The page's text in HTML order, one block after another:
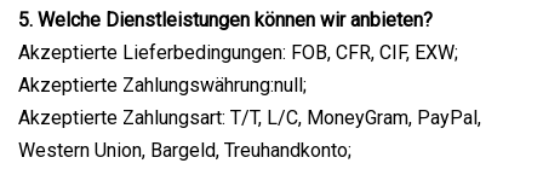
5. Welche Dienstleistungen können wir anbieten?
Akzeptierte Lieferbedingungen: FOB, CFR, CIF, EXW;
Akzeptierte Zahlungswährung:null;
Akzeptierte Zahlungsart: T/T, L/C, MoneyGram, PayPal,
Western Union, Bargeld, Treuhandkonto;